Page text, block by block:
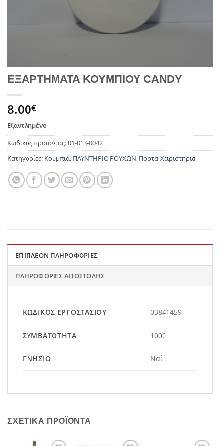
ΕΞΑΡΤΗΜΑΤΑ ΚΟΥΜΠΙΟΥ CANDY
8.00€
Εξαντλημένο
Κωδικός προϊόντος:01-013-0042
Κατηγορίες: Κουμπιά, ΠΛΥΝΤΗΡΙΟ ΡΟΥΧΩΝ, Πορτα-Χειριστηρια
ΕΠΙΠΛΈΟΝ ΠΛΗΡΟΦΟΡΊΕΣ
ΠΛΗΡΟΦΟΡΊΕΣ ΑΠΟΣΤΟΛΉΣ
ΚΩΔΙΚΌΣ ΕΡΓΟΣΤΑΣΊΟΥ 03841459
ΣΥΜΒΑΤΌΤΗΤΑ 1000
ΓΝΉΣΙΟ Ναί
ΣΧΕΤΙΚΆ ΠΡΟΪΌΝΤΑ